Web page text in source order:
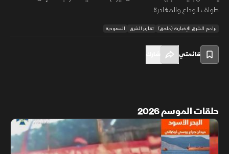
طواف الوداع والمغادرة.
برامج الشرق الإخبارية (ملحق) تقارير الشرق السعودية
قائمتي
حلقات الموسم 2026